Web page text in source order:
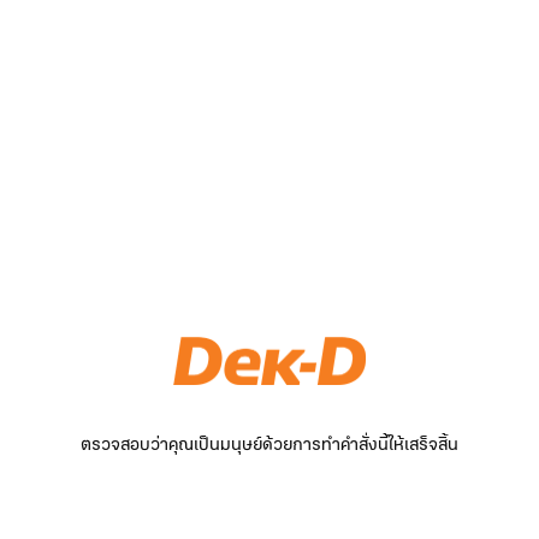
ตรวจสอบว่าคุณเป็นมนุษย์ด้วยการทำคำสั่งนี้ให้เสร็จสิ้น